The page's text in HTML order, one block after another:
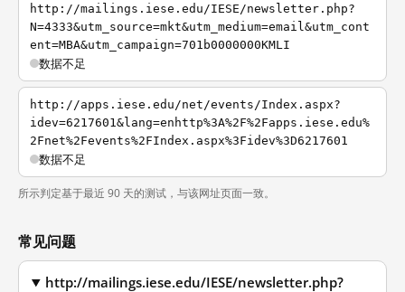
http://mailings.iese.edu/IESE/newsletter.php?
N=4333&utm_source=mkt&utm_medium=email&utm_cont
ent=MBA&utm_campaign=701b0000000KMLI
数据不足
http://apps.iese.edu/net/events/Index.aspx?
idev=6217601&lang=enhttp%3A%2F%2Fapps.iese.edu%
2Fnet%2Fevents%2FIndex.aspx%3Fidev%3D6217601
数据不足
所示判定基于最近 90 天的测试，与该网址页面一致。
常见问题
http://mailings.iese.edu/IESE/newsletter.php?